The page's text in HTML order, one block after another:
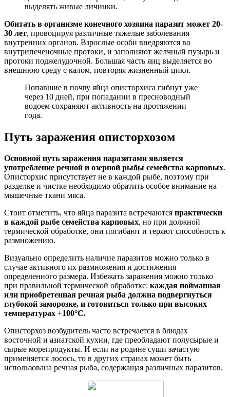
выделять живые личинки.
Обитать в организме конечного хозяина паразит может 20-
30 лет, провоцируя различные тяжелые заболевания
внутренних органов. Взрослые особи внедряются во
внутрипеченочные протоки, и заполняют желчный пузырь и
протоки поджелудочной. Большая часть яиц выделяется во
внешнюю среду с калом, повторяя жизненный цикл.
Попавшие в почву яйца описторхиса гибнут уже
через 10 дней, при попадании в пресноводный
водоем сохраняют активность на протяжении
года.
Путь заражения описторхозом
Основной путь заражения паразитами является
употребление речной и озерной рыбы семейства карповых.
Описторхис присутствует не в каждой рыбе, поэтому при
разделке и чистке необходимо обратить особое внимание на
мышечные ткани мяса.
Стоит отметить, что яйца паразита встречаются практически
в каждой рыбе семейства карповых, но при должной
термической обработке, они погибают и теряют способность к
размножению.
Визуально определить наличие паразитов можно только в
случае активного их размножения и достижения
определенного размера. Избежать заражения можно только
при правильной термической обработке: каждая пойманная
или приобретенная речная рыба должна подвергнуться
глубокой заморозке, и готовиться только при высоких
температурах +100°С.
Описторхоз возбудитель часто встречается в блюдах
восточной и азиатской кухни, где преобладают полусырые и
сырые морепродукты. И если на родине суши зачастую
применяется лосось, то в других странах может быть
использована речная рыба, содержащая различных паразитов.